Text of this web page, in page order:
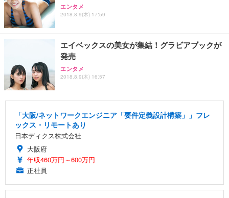
エンタメ
2018.8.9(木) 17:59
エイベックスの美女が集結！グラビアブックが
発売
エンタメ
2018.8.9(木) 16:57
「大阪/ネットワークエンジニア「要件定義設計構築」」フレ
ックス・リモートあり
日本ディクス株式会社
大阪府
年収460万円～600万円
正社員